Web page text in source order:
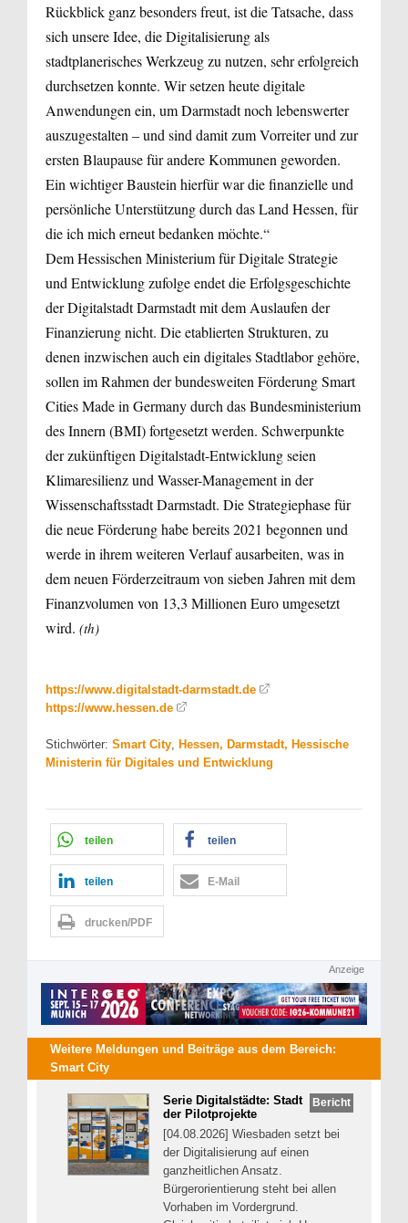
Rückblick ganz besonders freut, ist die Tatsache, dass
sich unsere Idee, die Digitalisierung als
stadtplanerisches Werkzeug zu nutzen, sehr erfolgreich
durchsetzen konnte. Wir setzen heute digitale
Anwendungen ein, um Darmstadt noch lebenswerter
auszugestalten – und sind damit zum Vorreiter und zur
ersten Blaupause für andere Kommunen geworden.
Ein wichtiger Baustein hierfür war die finanzielle und
persönliche Unterstützung durch das Land Hessen, für
die ich mich erneut bedanken möchte.“
Dem Hessischen Ministerium für Digitale Strategie
und Entwicklung zufolge endet die Erfolgsgeschichte
der Digitalstadt Darmstadt mit dem Auslaufen der
Finanzierung nicht. Die etablierten Strukturen, zu
denen inzwischen auch ein digitales Stadtlabor gehöre,
sollen im Rahmen der bundesweiten Förderung Smart
Cities Made in Germany durch das Bundesministerium
des Innern (BMI) fortgesetzt werden. Schwerpunkte
der zukünftigen Digitalstadt-Entwicklung seien
Klimaresilienz und Wasser-Management in der
Wissenschaftsstadt Darmstadt. Die Strategiephase für
die neue Förderung habe bereits 2021 begonnen und
werde in ihrem weiteren Verlauf ausarbeiten, was in
dem neuen Förderzeitraum von sieben Jahren mit dem
Finanzvolumen von 13,3 Millionen Euro umgesetzt
wird. (th)
https://www.digitalstadt-darmstadt.de
https://www.hessen.de
Stichwörter: Smart City
Hessen, Darmstadt, Hessische
Ministerin für Digitales und Entwicklung
teilen teilen
teilen E-Mail
drucken/PDF
Anzeige
Weitere Meldungen und Beiträge aus dem Bereich:
Smart City
Bericht
Serie Digitalstädte: Stadt
der Pilotprojekte
[04.08.2026] Wiesbaden setzt bei
der Digitalisierung auf einen
ganzheitlichen Ansatz.
Bürgerorientierung steht bei allen
Vorhaben im Vordergrund.